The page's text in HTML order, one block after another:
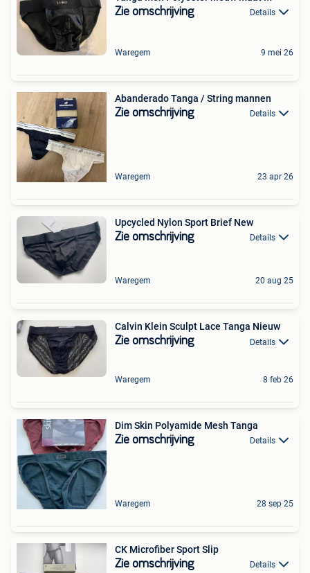
Zie omschrijving Details
Waregem 9 mei 26
Abanderado Tanga / String mannen
Zie omschrijving Details
Waregem 23 apr 26
Upcycled Nylon Sport Brief New
Zie omschrijving Details
Waregem 20 aug 25
Calvin Klein Sculpt Lace Tanga Nieuw
Zie omschrijving Details
Waregem 8 feb 26
Dim Skin Polyamide Mesh Tanga
Zie omschrijving Details
Waregem 28 sep 25
CK Microfiber Sport Slip
Zie omschrijving Details